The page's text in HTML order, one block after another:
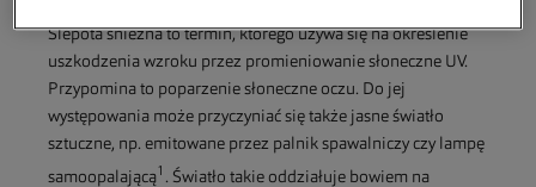
Ślepota śnieżna to termin, którego używa się na określenie
uszkodzenia wzroku przez promieniowanie słoneczne UV.
Przypomina to poparzenie słoneczne oczu. Do jej
występowania może przyczyniać się także jasne światło
sztuczne, np. emitowane przez palnik spawalniczy czy lampę
samoopalającą1 . Światło takie oddziałuje bowiem na